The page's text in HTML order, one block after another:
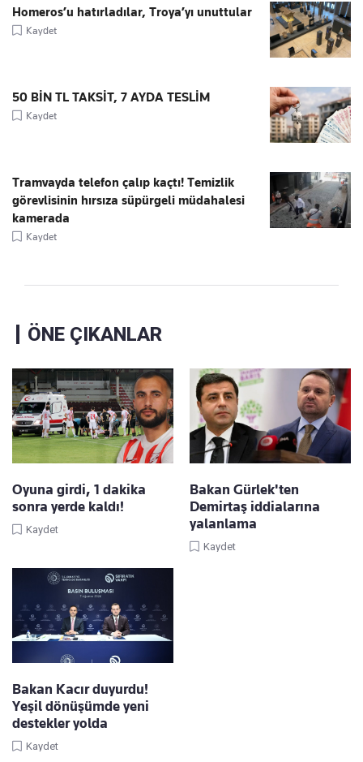
Homeros’u hatırladılar, Troya’yı unuttular
Kaydet
50 BİN TL TAKSİT, 7 AYDA TESLİM
Kaydet
Tramvayda telefon çalıp kaçtı! Temizlik
görevlisinin hırsıza süpürgeli müdahalesi
kamerada
Kaydet
ÖNE ÇIKANLAR
Oyuna girdi, 1 dakika
sonra yerde kaldı!
Kaydet
Bakan Gürlek'ten
Demirtaş iddialarına
yalanlama
Kaydet
Bakan Kacır duyurdu!
Yeşil dönüşümde yeni
destekler yolda
Kaydet